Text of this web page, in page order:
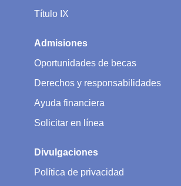
Título IX
Admisiones
Oportunidades de becas
Derechos y responsabilidades
Ayuda financiera
Solicitar en línea
Divulgaciones
Política de privacidad